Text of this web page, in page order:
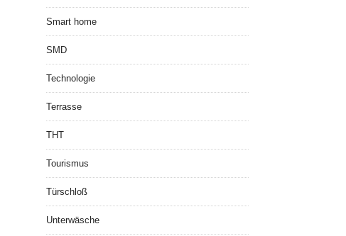
Smart home
SMD
Technologie
Terrasse
THT
Tourismus
Türschloß
Unterwäsche